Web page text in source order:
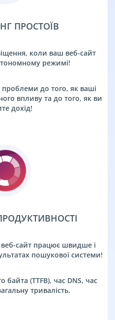
ПРОСТОЇВ
коли ваш веб-сайт
режимі!
проблеми до того, як ваші
впливу та до того, як ви
дохід!
сайт працює швидше і
пошукової системи!
байта (TTFB), час DNS, час
тривалість.